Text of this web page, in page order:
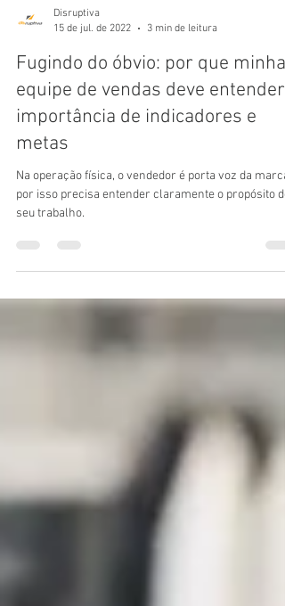
Disruptiva
15 de jul. de 2022
3 min de leitura
Fugindo do óbvio: por que minha
equipe de vendas deve entender
importância de indicadores e
metas
por isso precisa entender claramente o propósito do